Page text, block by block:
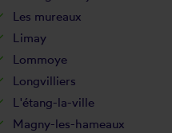
Les mureaux
Limay
Lommoye
Longvilliers
L'étang-la-ville
Magny-les-hameaux